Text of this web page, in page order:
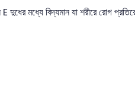
দুধের মধ্যে বিদ্যমান যা শরীরে রোগ